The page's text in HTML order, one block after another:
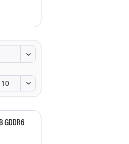
GDDR6